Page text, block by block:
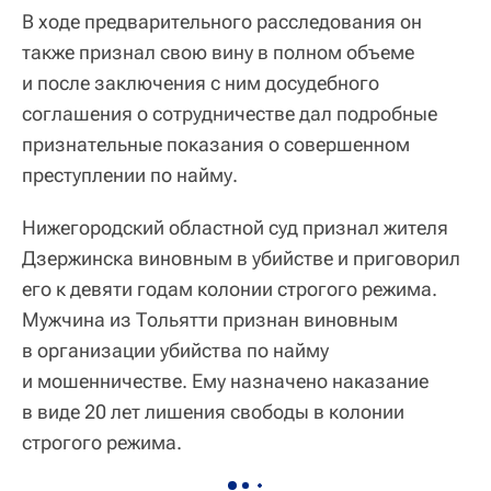
В ходе предварительного расследования он
также признал свою вину в полном объеме
и после заключения с ним досудебного
соглашения о сотрудничестве дал подробные
признательные показания о совершенном
преступлении по найму.
Нижегородский областной суд признал жителя
Дзержинска виновным в убийстве и приговорил
его к девяти годам колонии строгого режима.
Мужчина из Тольятти признан виновным
в организации убийства по найму
и мошенничестве. Ему назначено наказание
в виде 20 лет лишения свободы в колонии
строгого режима.